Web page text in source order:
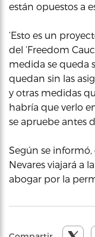
están opuestos a
‘Esto es un
del ‘Freedom
medida se queda
quedan sin las
y otras medidas
habría que verlo
se apruebe antes
Según se
Nevares viajará a
abogar por la